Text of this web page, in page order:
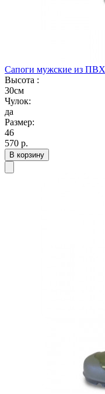
Сапоги мужские из ПВХ
Высота :
30см
Чулок:
да
Размер:
46
570 р.
В корзину